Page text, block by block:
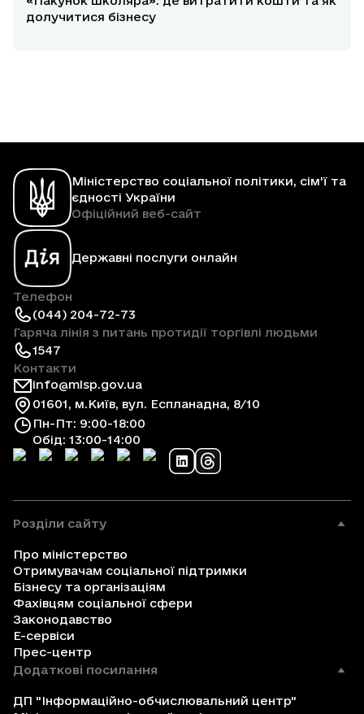
долучитися бізнесу
Міністерство соціальної політики, сім'ї та
єдності України
Офіційний веб-сайт
Державні послуги онлайн
Телефон
(044) 204-72-73
Гаряча лінія з питань протидії торгівлі людьми
1547
Контакти
info@mlsp.gov.ua
01601, м.Київ, вул. Еспланадна, 8/10
Пн-Пт: 9:00-18:00
Обід: 13:00-14:00
Розділи сайту
Про міністерство
Отримувачам соціальної підтримки
Бізнесу та організаціям
Фахівцям соціальної сфери
Законодавство
Е-сервіси
Прес-центр
Додаткові посилання
ДП "Інформаційно-обчислювальний центр"